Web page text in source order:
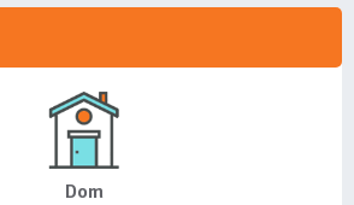
Dom